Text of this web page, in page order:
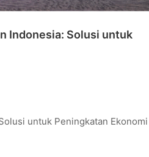
Indonesia: Solusi untuk
untuk Peningkatan